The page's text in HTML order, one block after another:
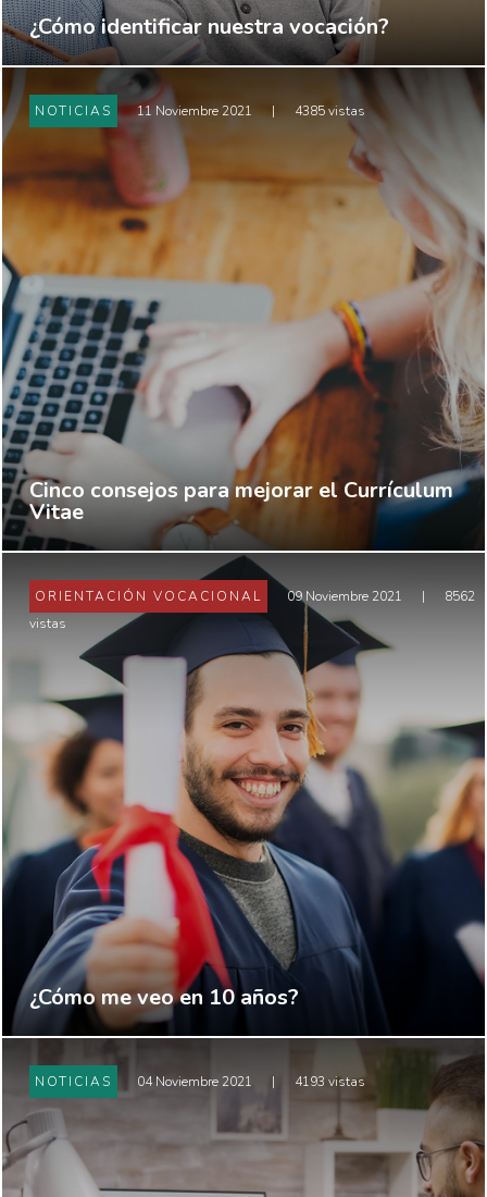
¿Cómo identificar nuestra vocación?
NOTICIAS 11 Noviembre 2021 | 4385 vistas
Cinco consejos para mejorar el Currículum
Vitae
ORIENTACIÓN VOCACIONAL 09 Noviembre 2021 |
8562
vistas
¿Cómo me veo en 10 años?
NOTICIAS 04 Noviembre 2021 | 4193 vistas